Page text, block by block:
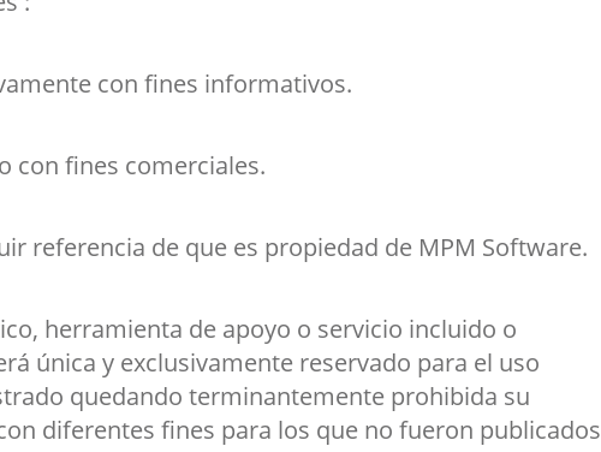
con fines informativos.
con fines comerciales.
referencia de que es propiedad de MPM Software.
herramienta de apoyo o servicio incluido o
única y exclusivamente reservado para el uso
quedando terminantemente prohibida su
diferentes fines para los que no fueron publicados